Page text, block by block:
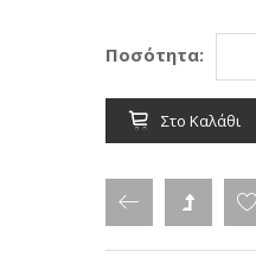
Ποσότητα:
Στο Καλάθι